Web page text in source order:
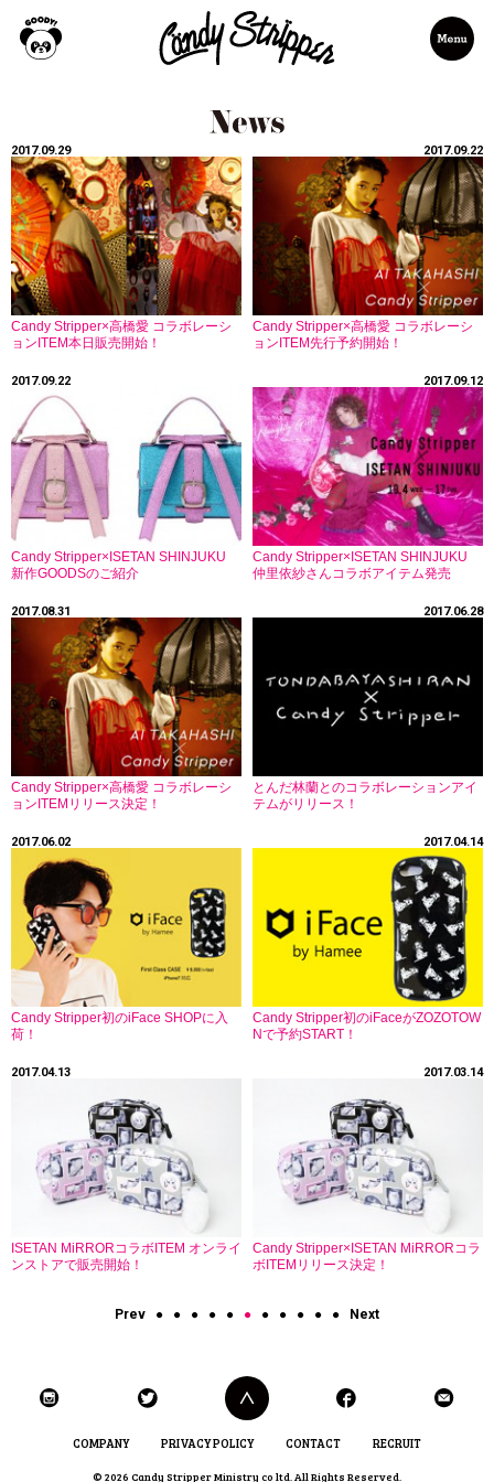
2017.09.29
Candy Stripper×高橋愛 コラボレーシ
ョンITEM本日販売開始！
2017.09.22
Candy Stripper×高橋愛 コラボレーシ
ョンITEM先行予約開始！
2017.09.22
Candy Stripper×ISETAN SHINJUKU
新作GOODSのご紹介
2017.09.12
Candy Stripper×ISETAN SHINJUKU
仲里依紗さんコラボアイテム発売
2017.08.31
Candy Stripper×高橋愛 コラボレーシ
ョンITEMリリース決定！
2017.06.28
とんだ林蘭とのコラボレーションアイ
テムがリリース！
2017.06.02
Candy Stripper初のiFace SHOPに入
荷！
2017.04.14
Candy Stripper初のiFaceがZOZOTOW
Nで予約START！
2017.04.13
ISETAN MiRRORコラボITEM オンライ
ンストアで販売開始！
2017.03.14
Candy Stripper×ISETAN MiRRORコラ
ボITEMリリース決定！
Prev ● ● ● ● ● ● ● ● ● ● ● Next
COMPANY PRIVACY POLICY CONTACT RECRUIT
© 2026 Candy Stripper Ministry co ltd. All Rights Reserved.